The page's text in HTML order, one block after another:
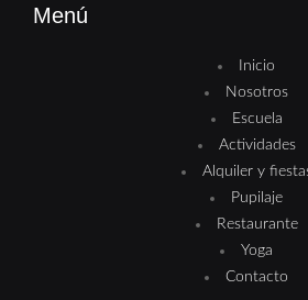
Menú
Inicio
Nosotros
Escuela
Actividades
Alquiler y
Pupilaje
Restaurante
Yoga
Contacto